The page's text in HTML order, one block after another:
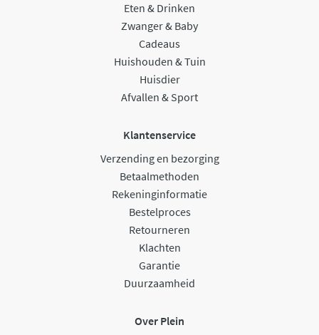
Eten & Drinken
Zwanger & Baby
Cadeaus
Huishouden & Tuin
Huisdier
Afvallen & Sport
Klantenservice
Verzending en bezorging
Betaalmethoden
Rekeninginformatie
Bestelproces
Retourneren
Klachten
Garantie
Duurzaamheid
Over Plein